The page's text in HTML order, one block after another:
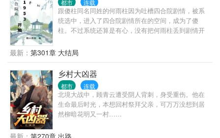
都市 连载
跟傻柱同名同姓的何雨柱因为吐槽四合院剧情，被系
统选中，进入了四合院剧情所在的空间，成为了傻
柱。不过系统还算是有心，没有把何雨柱丢到剧情开
前。 既然来了，既然有系统，我这个何雨柱这辈子不
再被忽悠，不再当舔狗。活出自己，活出潇洒。
最新： 第301章 大结局
乡村大凶器
都市 连载
北境大战中，顾青云遭受阴人背刺，身受重伤。他在
生命最后时光，本想回村祭拜父亲，可万万没想到居
然柳暗花明又一村……
最新： 第270章 出路